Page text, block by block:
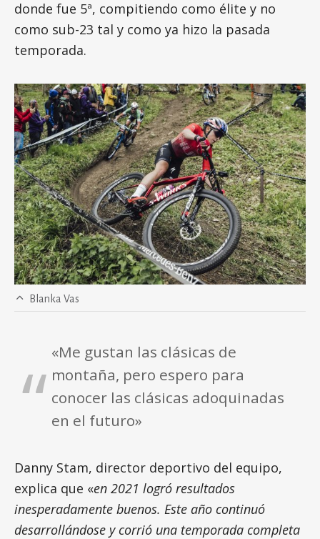
donde fue 5ª, compitiendo como élite y no
como sub-23 tal y como ya hizo la pasada
temporada.
Blanka Vas
«Me gustan las clásicas de
montaña, pero espero para
conocer las clásicas adoquinadas
en el futuro»
Danny Stam, director deportivo del equipo,
explica que «en 2021 logró resultados
inesperadamente buenos. Este año continuó
desarrollándose y corrió una temporada completa